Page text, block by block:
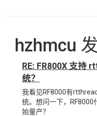
hzhmcu
RE: FR800X 支持
统？
我看见RF8000有
统。想问一下，RF8000
始量产？